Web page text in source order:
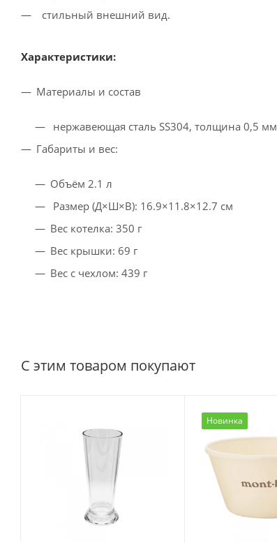
стильный внешний вид.
Характеристики:
Материалы и состав
нержавеющая сталь SS304, толщина 0,5 мм
Габариты и вес:
Объём 2.1 л
Размер (Д×Ш×В): 16.9×11.8×12.7 см
Bec котелка: 350 г
Вес крышки: 69 г
Вес c чехлом: 439 г
С этим товаром покупают
Новинка